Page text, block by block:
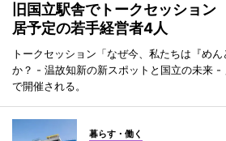
旧国立駅舎でトークセッショ
居予定の若手経営者4人
トークセッション「なぜ今、私たちは『め
か？ - 温故知新の新スポットと国立の未来 -
で開催される。
暮らす・働く